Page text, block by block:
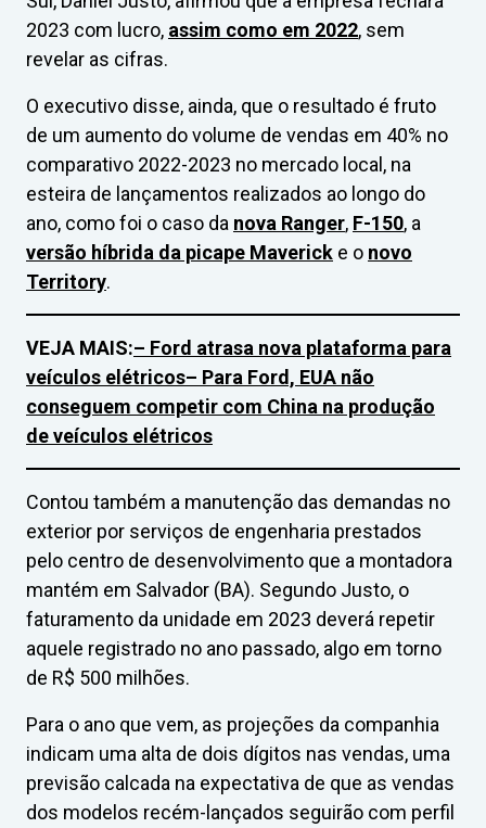
2023 com lucro, assim como em 2022, sem
revelar as cifras.
O executivo disse, ainda, que o resultado é fruto
de um aumento do volume de vendas em 40% no
comparativo 2022-2023 no mercado local, na
esteira de lançamentos realizados ao longo do
ano, como foi o caso da nova Ranger, F-150, a
versão híbrida da picape Maverick e o novo
Territory.
VEJA MAIS:– Ford atrasa nova plataforma para
veículos elétricos– Para Ford, EUA não
conseguem competir com China na produção
de veículos elétricos
Contou também a manutenção das demandas no
exterior por serviços de engenharia prestados
pelo centro de desenvolvimento que a montadora
mantém em Salvador (BA). Segundo Justo, o
faturamento da unidade em 2023 deverá repetir
aquele registrado no ano passado, algo em torno
de R$ 500 milhões.
Para o ano que vem, as projeções da companhia
indicam uma alta de dois dígitos nas vendas, uma
previsão calcada na expectativa de que as vendas
dos modelos recém-lançados seguirão com perfil